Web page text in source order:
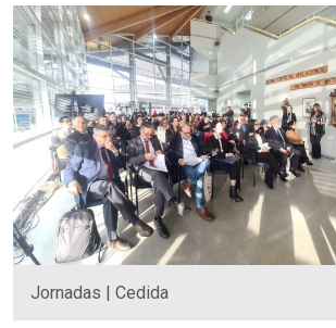
Jornadas | Cedida